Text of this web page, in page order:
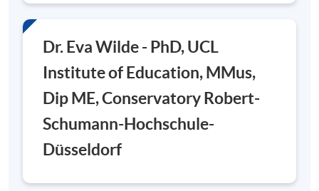
Dr. Eva Wilde - PhD, UCL
Institute of Education, MMus,
Dip ME, Conservatory Robert-
Schumann-Hochschule-
Düsseldorf